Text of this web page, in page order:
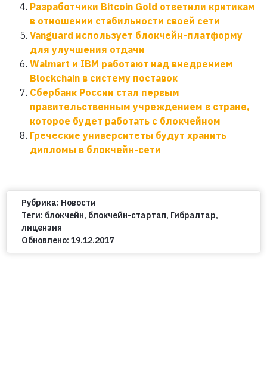
Разработчики Bitcoin Gold ответили критикам
в отношении стабильности своей сети
Vanguard использует блокчейн-платформу
для улучшения отдачи
Walmart и IBM работают над внедрением
Blockchain в систему поставок
Сбербанк России стал первым
правительственным учреждением в стране,
которое будет работать с блокчейном
Греческие университеты будут хранить
дипломы в блокчейн-сети
Рубрика: Новости
Теги: блокчейн, блокчейн-стартап, Гибралтар,
лицензия
Обновлено: 19.12.2017